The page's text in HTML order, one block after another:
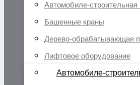
Автомобиле-
Башенные краны
Дерево-обрабатывающая
Лифтовое оборудование
Автомобиле-